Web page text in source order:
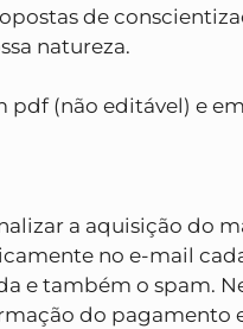
de
natureza.
pdf (não editável) e
a aquisição do
no e-mail
e também o spam.
do pagamento